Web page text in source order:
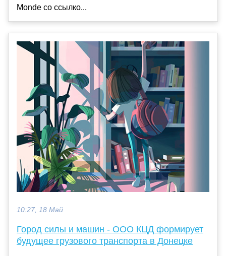
Monde со ссылко...
10:27, 18 Май
Город силы и машин - ООО КЦД формирует
будущее грузового транспорта в Донецке